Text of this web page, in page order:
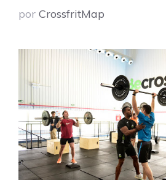
por CrossfritMap